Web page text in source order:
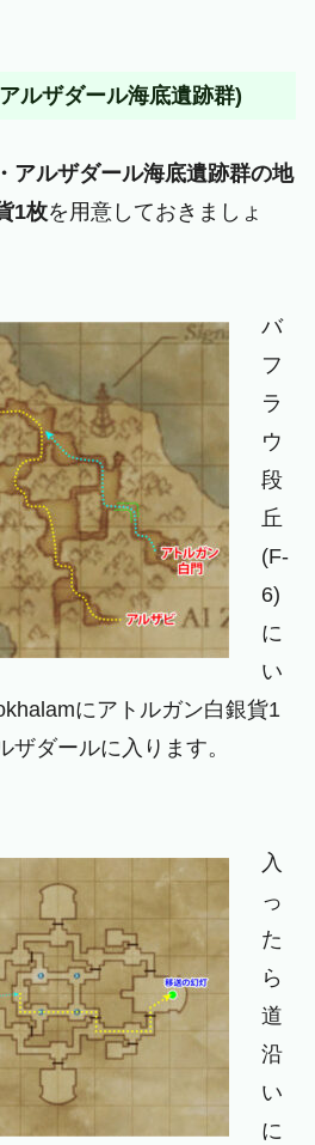
ルザダール海底遺跡群)
アルザダール海底遺跡群の地
1枚を用意しておきましょ
バ
フ
ラ
ウ
段
丘
(F-
6)
に
い
にアトルガン白銀貨1
ダールに入ります。
入
っ
た
ら
道
沿
い
に